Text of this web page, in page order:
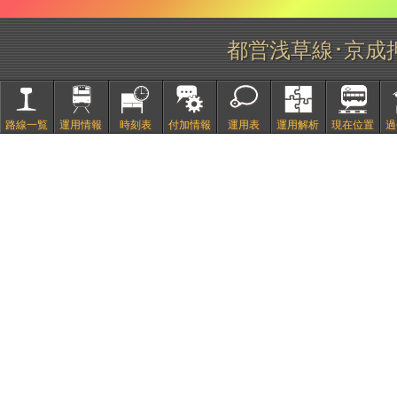
都営浅草線･京成
路線一覧 運用情報 時刻表 付加情報 運用表 運用解析 現在位置